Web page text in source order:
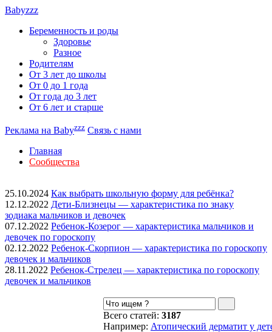
Babyzzz
Беременность и роды
Здоровье
Разное
Родителям
От 3 лет до школы
От 0 до 1 года
От года до 3 лет
От 6 лет и старше
Реклама на Babyzzz Связь с нами
Главная
Сообщества
25.10.2024 Как выбрать школьную форму для ребёнка?
12.12.2022 Дети-Близнецы — характеристика по знаку
зодиака мальчиков и девочек
07.12.2022 Ребенок-Козерог — характеристика мальчиков и
девочек по гороскопу
02.12.2022 Ребенок-Скорпион — характеристика по гороскопу
девочек и мальчиков
28.11.2022 Ребенок-Стрелец — характеристика по гороскопу
девочек и мальчиков
Всего статей: 3187
Например: Атопический дерматит у